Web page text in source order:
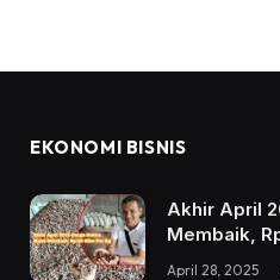
EKONOMI BISNIS
Akhir April
Membaik,
April 28, 2025